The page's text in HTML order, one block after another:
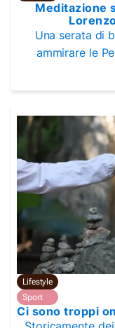
Meditazione
Una serata di
ammirare le
Lifestyle
Sport
Ci sono troppi